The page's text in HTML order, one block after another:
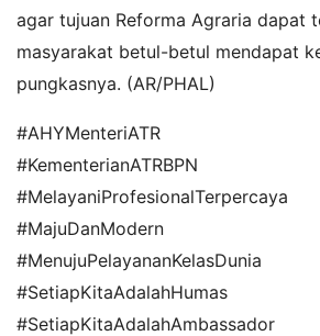
agar tujuan Reforma Agraria dapat
masyarakat betul-betul mendapat
pungkasnya. (AR/PHAL)
#AHYMenteriATR
#KementerianATRBPN
#MelayaniProfesionalTerpercaya
#MajuDanModern
#MenujuPelayananKelasDunia
#SetiapKitaAdalahHumas
#SetiapKitaAdalahAmbassador